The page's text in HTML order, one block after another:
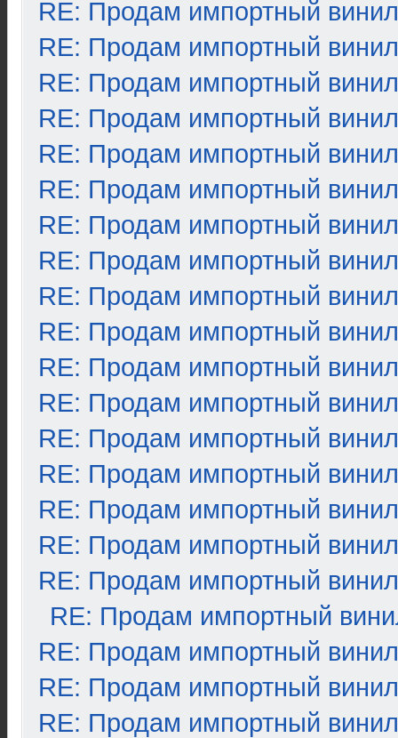
RE: Продам импортный винил
RE: Продам импортный винил
RE: Продам импортный винил
RE: Продам импортный винил
RE: Продам импортный винил
RE: Продам импортный винил
RE: Продам импортный винил
RE: Продам импортный винил
RE: Продам импортный винил
RE: Продам импортный винил
RE: Продам импортный винил
RE: Продам импортный винил
RE: Продам импортный винил
RE: Продам импортный винил
RE: Продам импортный винил
RE: Продам импортный винил
RE: Продам импортный винил
RE: Продам импортный
RE: Продам импортный винил
RE: Продам импортный винил
RE: Продам импортный винил